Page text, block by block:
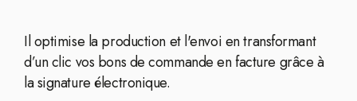
Il optimise la production et l'envoi en transformant
d’un clic vos bons de commande en facture grâce à
la signature électronique.